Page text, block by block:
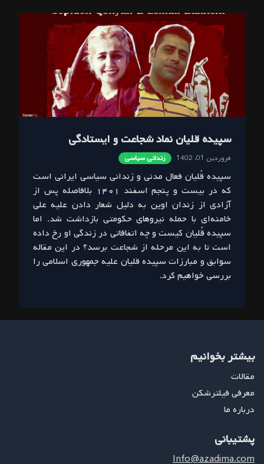
سپیده قلیان نماد شجاعت و ایستادگی
فروردین 01، 1402 زندانی سیاسی
سپیده قُلیان فعال مدنی و زندانی سیاسی ایرانی است
که در بیست و پنجم اسفند ۱۴۰۱ بلافاصله پس از
آزادی از زندان اوین به دلیل شعار دادن علیه علی
خامنه‌ای با حمله نیروهای حکومتی بازداشت شد. اما
سپیده قُلیان کیست و چه اتفافاتی در زندگی او رخ داده
است تا به این مرحله از شجاعت برسد؟ در این مقاله
سوابق و مبارزات سپیده قلیان علیه جمهوری اسلامی را
بررسی خواهیم کرد.
بیشتر بخوانیم
مقالات
معرفی فیلترشکن
درباره ما
پشتیبانی
Info@azadima.com